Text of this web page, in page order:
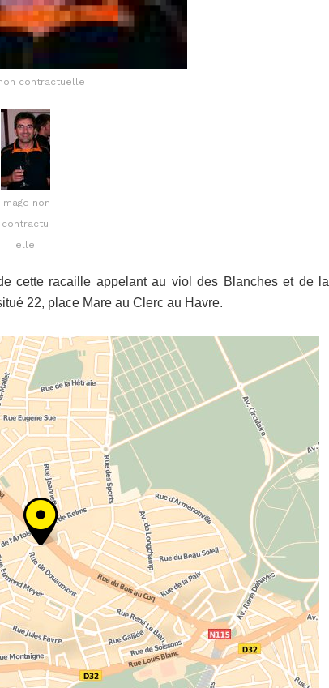
contractuelle
Image non
contractu
elle
cette racaille appelant au viol des Blanches et de la
22, place Mare au Clerc au Havre.